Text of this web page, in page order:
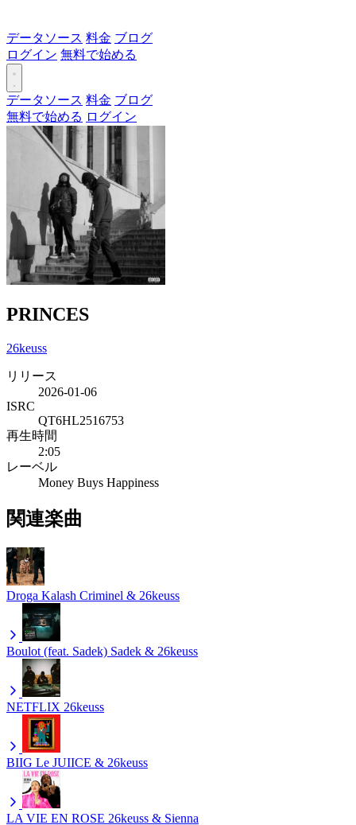
データソース 料金 ブログ
ログイン 無料で始める
データソース 料金 ブログ
無料で始める ログイン
PRINCES
26keuss
リリース
2026-01-06
ISRC
QT6HL2516753
再生時間
2:05
レーベル
Money Buys Happiness
関連楽曲
Droga Kalash Criminel & 26keuss
Boulot (feat. Sadek) Sadek & 26keuss
NETFLIX 26keuss
BIIG Le JUIICE & 26keuss
LA VIE EN ROSE 26keuss & Sienna